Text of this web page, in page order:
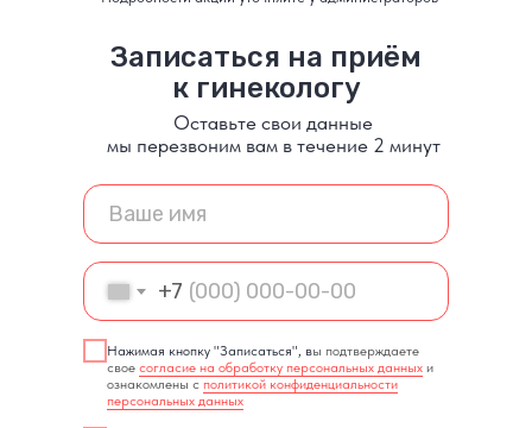
Записаться на приём
к гинекологу
Оставьте свои данные
мы перезвоним вам в течение 2 минут
+7
Нажимая кнопку "Записаться", вы подтверждаете
свое согласие на обработку персональных данных и
ознакомлены с политикой конфиденциальности
персональных данных